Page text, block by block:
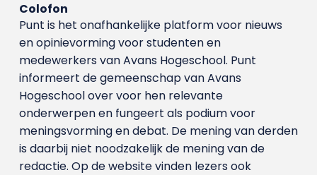
Colofon
Punt is het onafhankelijke platform voor nieuws
en opinievorming voor studenten en
medewerkers van Avans Hoge­school. Punt
informeert de gemeenschap van Avans
Hogeschool over voor hen relevante
onderwerpen en fungeert als podium voor
meningsvorming en debat. De mening van derden
is daarbij niet noodzakelijk de mening van de
redactie. Op de website vinden lezers ook